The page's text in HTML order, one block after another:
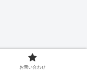
お問い合わせ